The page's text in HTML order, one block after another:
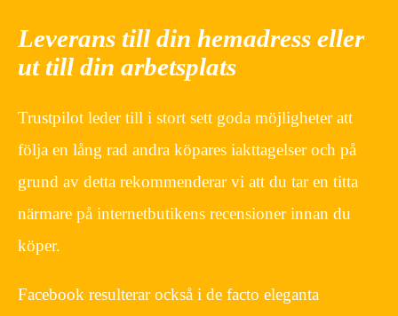
Leverans till din hemadress eller
ut till din arbetsplats
Trustpilot leder till i stort sett goda möjligheter att
följa en lång rad andra köpares iakttagelser och på
grund av detta rekommenderar vi att du tar en titta
närmare på internetbutikens recensioner innan du
köper.
Facebook resulterar också i de facto eleganta